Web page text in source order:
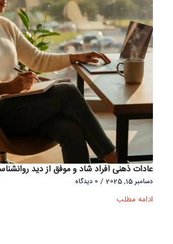
عادات ذهنی افراد شاد و موفق از دید
دسامبر 15, 2025 / 0 دیدگاه
ادامه مطلب